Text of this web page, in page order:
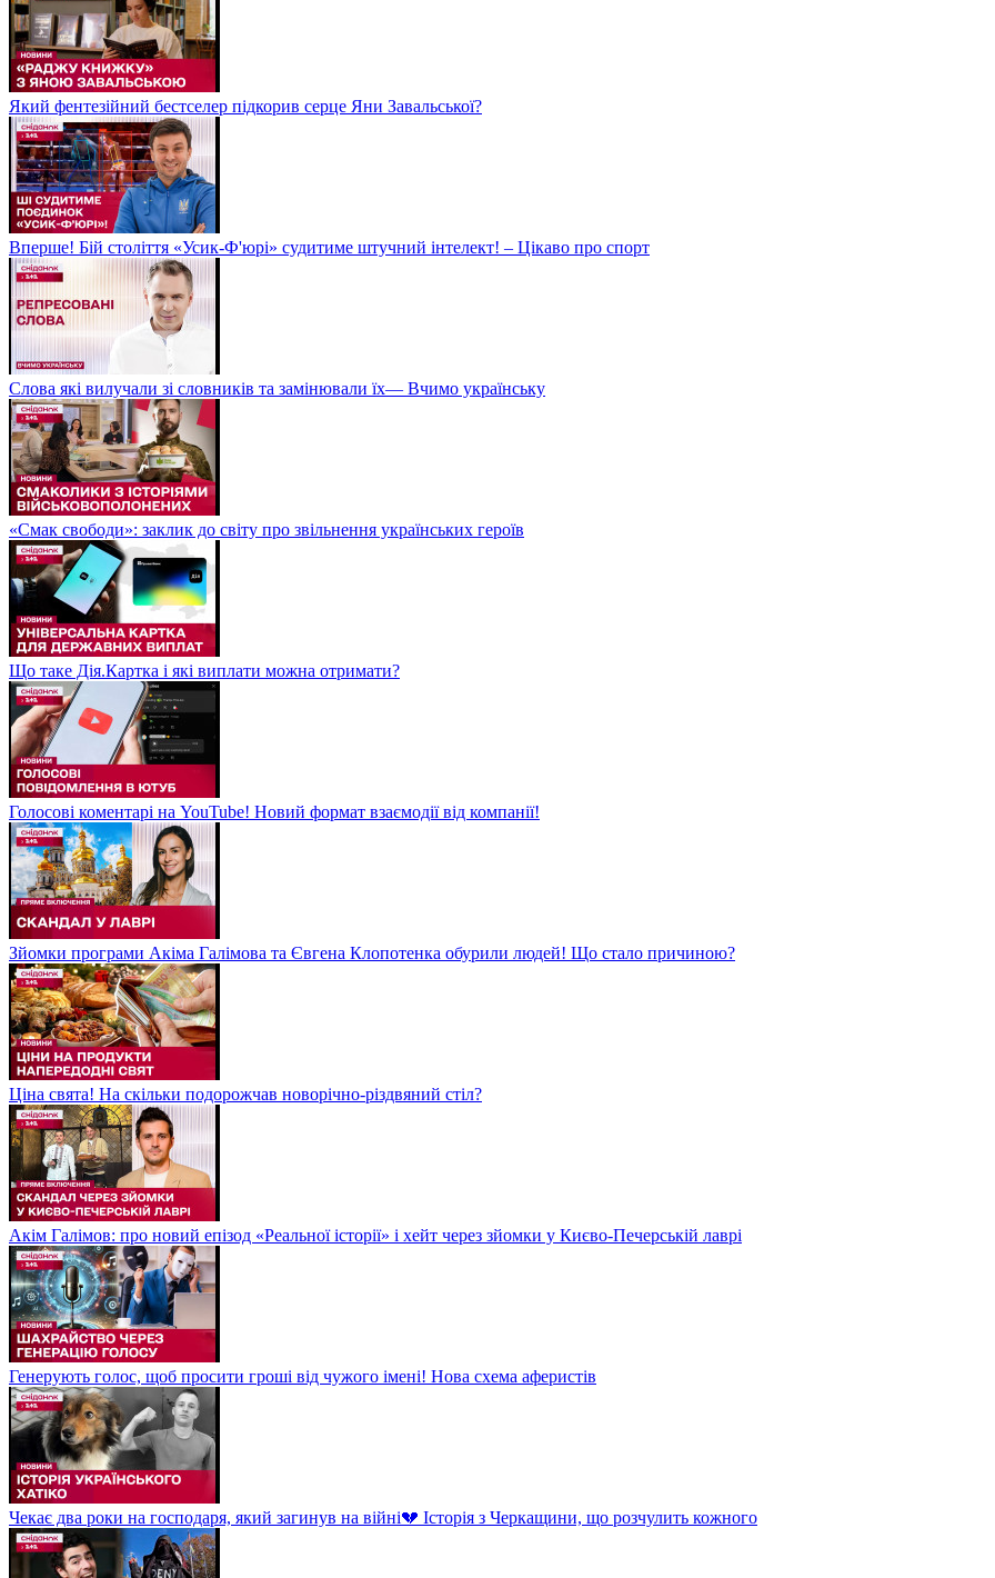
Який фентезійний бестселер підкорив серце Яни Завальської?
Вперше! Бій століття «Усик-Ф'юрі» судитиме штучний інтелект! – Цікаво про спорт
Слова які вилучали зі словників та замінювали їх— Вчимо українську
«Смак свободи»: заклик до світу про звільнення українських героїв
Що таке Дія.Картка і які виплати можна отримати?
Голосові коментарі на YouTube! Новий формат взаємодії від компанії!
Зйомки програми Акіма Галімова та Євгена Клопотенка обурили людей! Що стало причиною?
Ціна свята! На скільки подорожчав новорічно-різдвяний стіл?
Акім Галімов: про новий епізод «Реальної історії» і хейт через зйомки у Києво-Печерській лаврі
Генерують голос, щоб просити гроші від чужого імені! Нова схема аферистів
Чекає два роки на господаря, який загинув на війні💔 Історія з Черкащини, що розчулить кожного